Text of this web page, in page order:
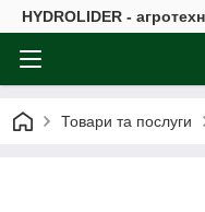
HYDROLIDER -
Товари та послуги